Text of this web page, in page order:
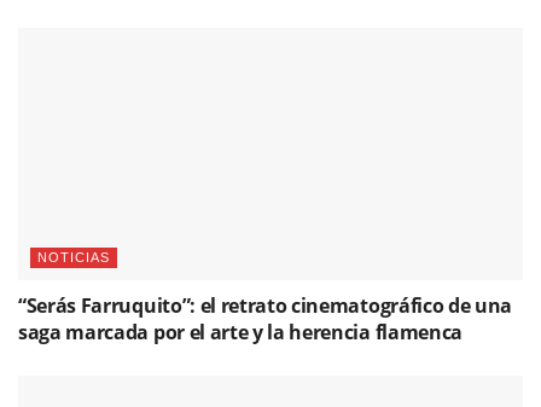
NOTICIAS
“Serás Farruquito”: el retrato cinematográfico de una
saga marcada por el arte y la herencia flamenca